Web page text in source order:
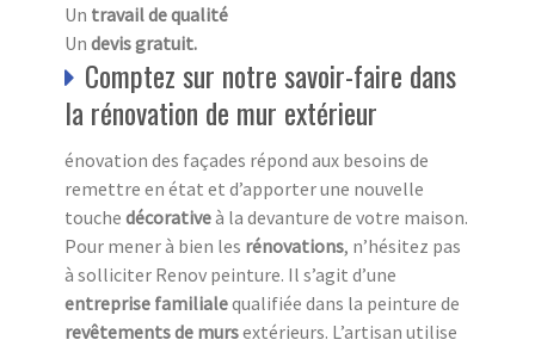
Un travail de qualité
Un devis gratuit.
Comptez sur notre savoir-faire dans
la rénovation de mur extérieur
énovation des façades répond aux besoins de
remettre en état et d’apporter une nouvelle
touche décorativeà la devanture de votre maison.
Pour mener à bien les rénovations, n’hésitez pas
à solliciter Renov peinture. Il s’agit d’une
entreprise familialequalifiée dans la peinture de
revêtements de mursextérieurs. L’artisan utilise